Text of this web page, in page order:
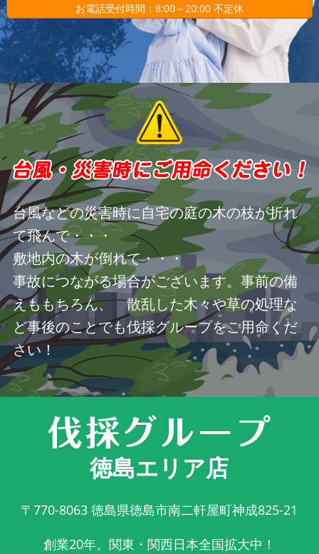
お電話受付時間：8:00～20:00 不定休
台風などの災害時に自宅の庭の木の枝が折れ
て飛んで・・・
敷地内の木が倒れて・・・
事故につながる場合がございます。事前の備
えももちろん、 散乱した木々や草の処理な
ど事後のことでも伐採グループをご用命くだ
さい！
徳島エリア店
〒770-8063 徳島県徳島市南二軒屋町神成825-21
創業20年。関東・関西日本全国拡大中！